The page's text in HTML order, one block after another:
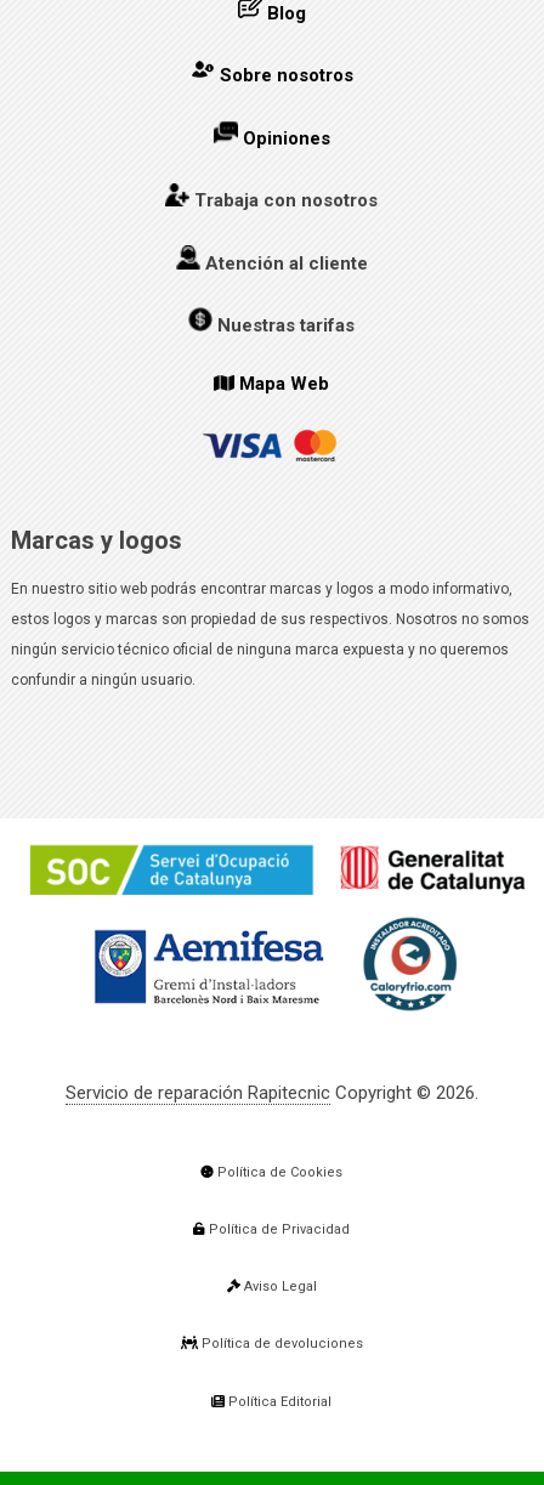
Blog
Sobre nosotros
Opiniones
Trabaja con nosotros
Atención al cliente
Nuestras tarifas
Mapa Web
Marcas y logos
En nuestro sitio web podrás encontrar marcas y logos a modo informativo,
estos logos y marcas son propiedad de sus respectivos. Nosotros no somos
ningún servicio técnico oficial de ninguna marca expuesta y no queremos
confundir a ningún usuario.
Servicio de reparación RapitecnicCopyright © 2026.
Política de Cookies
Política de Privacidad
Aviso Legal
Política de devoluciones
Política Editorial